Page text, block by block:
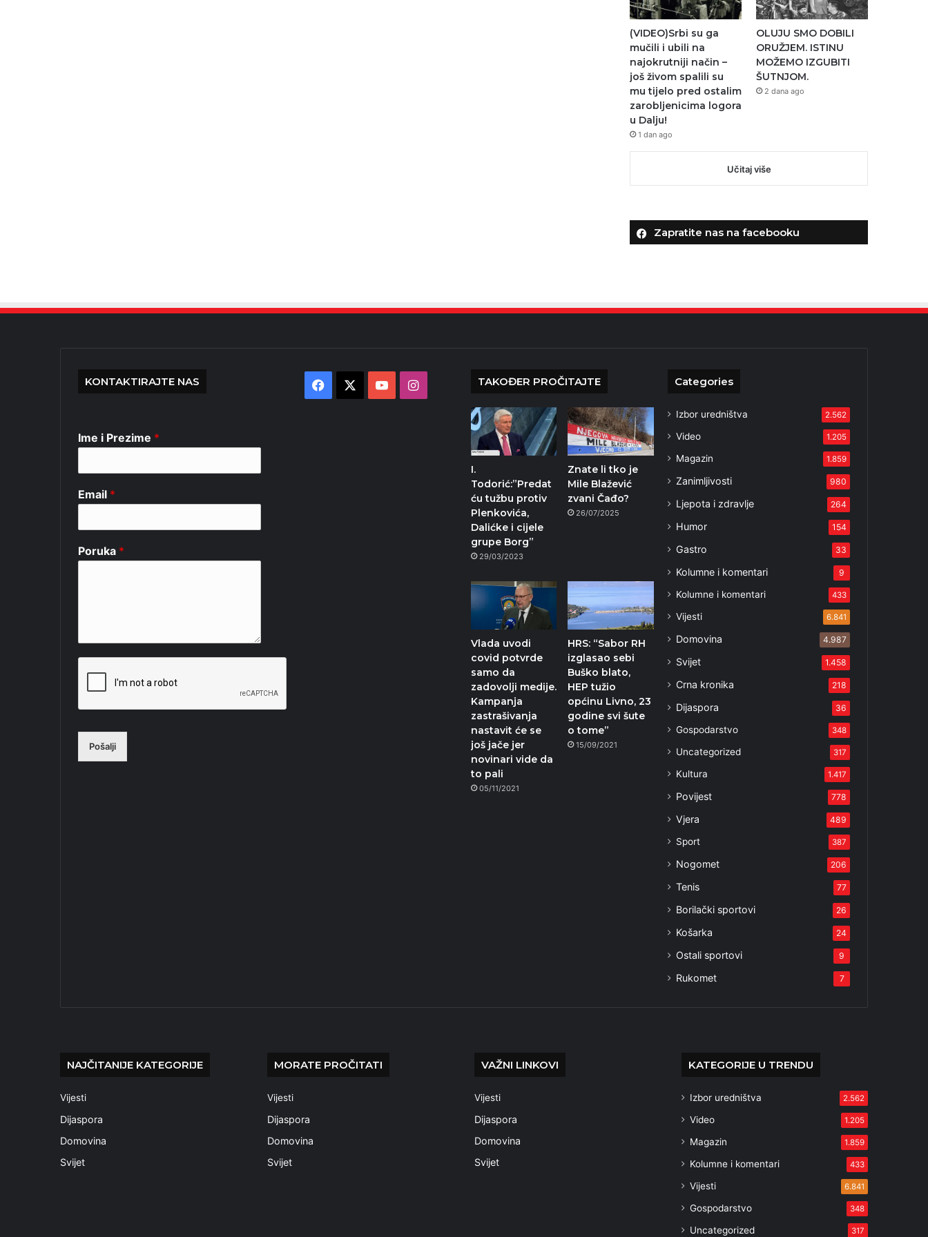
(VIDEO)Srbi su ga
mučili i ubili na
najokrutniji način –
još živom spalili su
mu tijelo pred ostalim
zarobljenicima logora
u Dalju!
1 dan ago
OLUJU SMO DOBILI
ORUŽJEM. ISTINU
MOŽEMO IZGUBITI
ŠUTNJOM.
2 dana ago
Učitaj više
Zapratite nas na facebooku
KONTAKTIRAJTE NAS
Ime i Prezime *
Email *
Poruka *
Pošalji
Facebook YouTubeInstagram TAKOĐER PROČITAJTE
I.
Todorić:”Predat
ću tužbu protiv
Plenkovića,
Dalićke i cijele
grupe Borg”
29/03/2023
Znate li tko je
Mile Blažević
zvani Čađo?
26/07/2025
Vlada uvodi
covid potvrde
samo da
zadovolji medije.
Kampanja
zastrašivanja
nastavit će se
još jače jer
novinari vide da
to pali
05/11/2021
HRS: “Sabor RH
izglasao sebi
Buško blato,
HEP tužio
općinu Livno, 23
godine svi šute
o tome”
15/09/2021
Categories
Izbor uredništva 2.562
Video 1.205
Magazin 1.859
Zanimljivosti 980
Ljepota i zdravlje 264
Humor 154
Gastro 33
Kolumne i komentari 9
Kolumne i komentari 433
Vijesti 6.841
Domovina 4.987
Svijet 1.458
Crna kronika 218
Dijaspora 36
Gospodarstvo 348
Uncategorized 317
Kultura 1.417
Povijest 778
Vjera 489
Sport 387
Nogomet 206
Tenis 77
Borilački sportovi 26
Košarka 24
Ostali sportovi 9
Rukomet 7
NAJČITANIJE KATEGORIJE
Vijesti
Dijaspora
Domovina
Svijet
MORATE PROČITATI
Vijesti
Dijaspora
Domovina
Svijet
VAŽNI LINKOVI
Vijesti
Dijaspora
Domovina
Svijet
KATEGORIJE U TRENDU
Izbor uredništva 2.562
Video 1.205
Magazin 1.859
Kolumne i komentari 433
Vijesti 6.841
Gospodarstvo 348
Uncategorized 317